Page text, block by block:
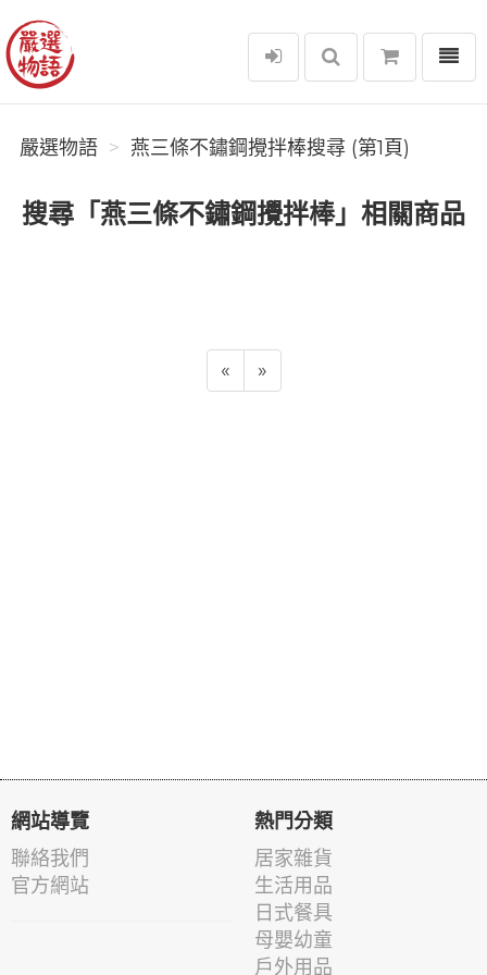
嚴選物語
選單
嚴選物語 燕三條不鏽鋼攪拌棒搜尋 (第1頁)
搜尋「燕三條不鏽鋼攪拌棒」相關商品
« »
網站導覽
聯絡我們
官方網站
熱門分類
居家雜貨
生活用品
日式餐具
母嬰幼童
戶外用品